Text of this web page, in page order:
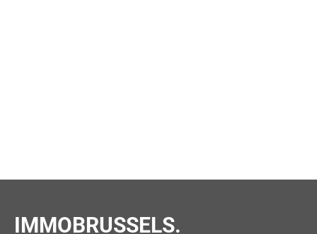
IMMOBRUSSELS.